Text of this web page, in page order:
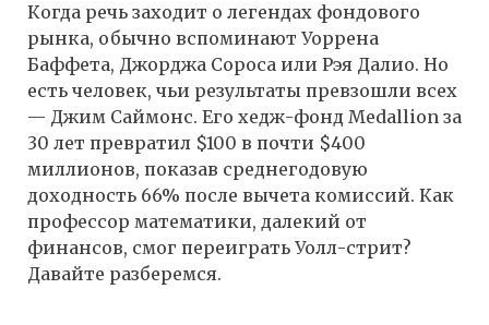
Когда речь заходит о легендах фондового
рынка, обычно вспоминают Уоррена
Баффета, Джорджа Сороса или Рэя Далио. Но
есть человек, чьи результаты превзошли всех
— Джим Саймонс. Его хедж-фонд Medallion за
30 лет превратил $100 в почти $400
миллионов, показав среднегодовую
доходность 66% после вычета комиссий. Как
профессор математики, далекий от
финансов, смог переиграть Уолл-стрит?
Давайте разберемся.